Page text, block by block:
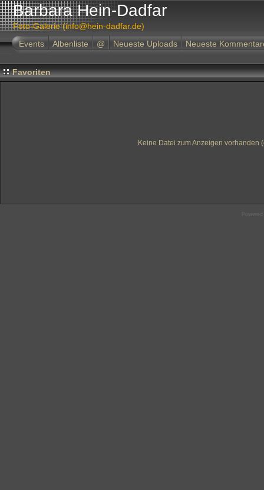
Barbara Hein-Dadfar
Foto-Galerie (info@hein-dadfar.de)
Events
Albenliste @ Neueste Uploads Neueste
Favoriten
Keine Datei zum Anzeigen vorhanden